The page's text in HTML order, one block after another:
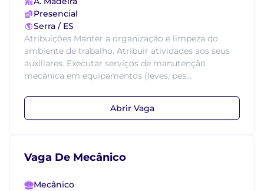
Presencial
Serra / ES
Atribuições Manter a organização e limpeza do
ambiente de trabalho. Atribuir atividades aos seus
auxiliares. Executar serviços de manutenção
mecânica em equipamentos (leves, pes...
Abrir Vaga
Vaga De Mecânico
Mecânico